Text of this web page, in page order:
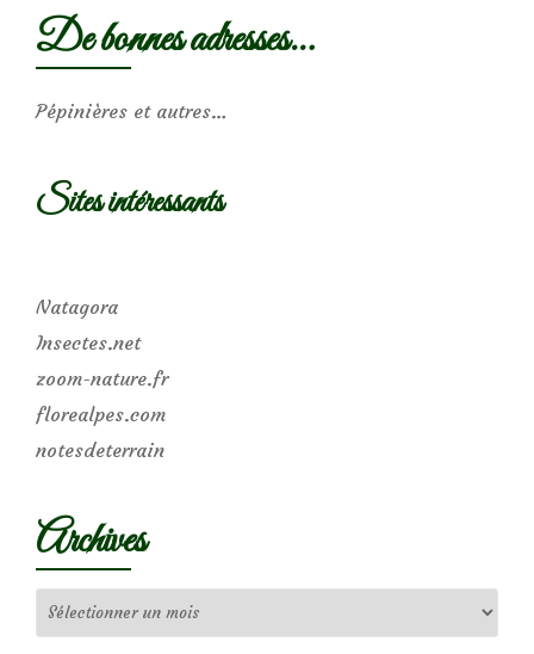
De bonnes adresses…
Pépinières et autres…
Sites intéressants
Natagora
Insectes.net
zoom-nature.fr
florealpes.com
notesdeterrain
Archives